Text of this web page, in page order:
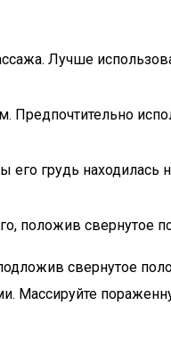
Лучше
Предпочтительно
его грудь
положив свернутое
свернутое
Массируйте